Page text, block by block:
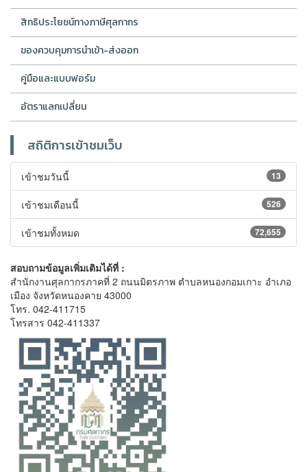
สิทธิประโยชน์ทางภาษีศุลกากร
ของควบคุมการนำเข้า-ส่งออก
คู่มือและแบบฟอร์ม
อัตราแลกเปลี่ยน
สถิติการเข้าชมเว็บ
13
เข้าชมวันนี้
526
เข้าชมเดือนนี้
72,655
เข้าชมทั้งหมด
สอบถามข้อมูลเพิ่มเติมได้ที่ :
สำนักงานศุลกากรภาคที่ 2 ถนนมิตรภาพ ตำบลหนองกอมเกาะ อำเภอ
เมือง จังหวัดหนองคาย 43000
โทร. 042-411715
โทรสาร 042-411337